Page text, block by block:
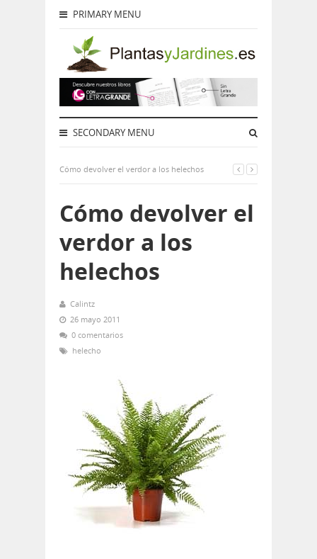
PRIMARY MENU
SECONDARY MENU
Cómo devolver el verdor a los helechos
Cómo devolver el
verdor a los
helechos
Calintz
26 mayo 2011
0 comentarios
helecho